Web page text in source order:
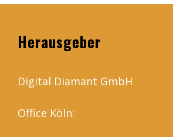
Herausgeber
Digital Diamant GmbH
Office Köln: